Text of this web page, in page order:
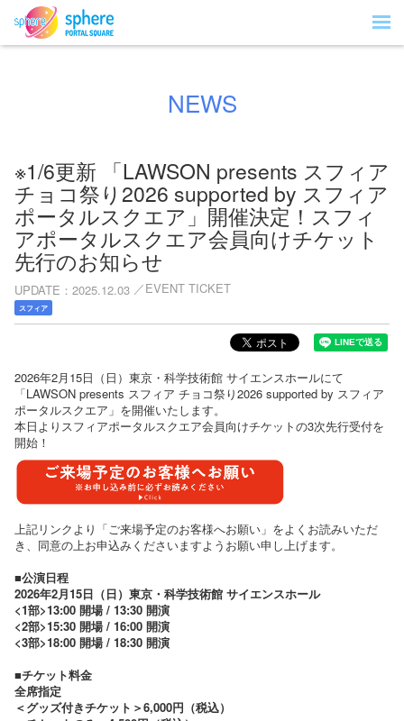
NEWS
※1/6更新 「LAWSON presents スフィア
チョコ祭り2026 supported by スフィア
ポータルスクエア」開催決定！スフィ
アポータルスクエア会員向けチケット
先行のお知らせ
UPDATE 2025.12.03 EVENT TICKET
スフィア
2026年2月15日（日）東京・科学技術館 サイエンスホールにて
「LAWSON presents スフィア チョコ祭り2026 supported by スフィア
ポータルスクエア」を開催いたします。
本日よりスフィアポータルスクエア会員向けチケットの3次先行受付を
開始！
上記リンクより「ご来場予定のお客様へお願い」をよくお読みいただ
き、同意の上お申込みくださいますようお願い申し上げます。
■公演日程
2026年2月15日（日）東京・科学技術館 サイエンスホール
<1部>13:00 開場 / 13:30 開演
<2部>15:30 開場 / 16:00 開演
<3部>18:00 開場 / 18:30 開演
■チケット料金
全席指定
＜グッズ付きチケット＞6,000円（税込）